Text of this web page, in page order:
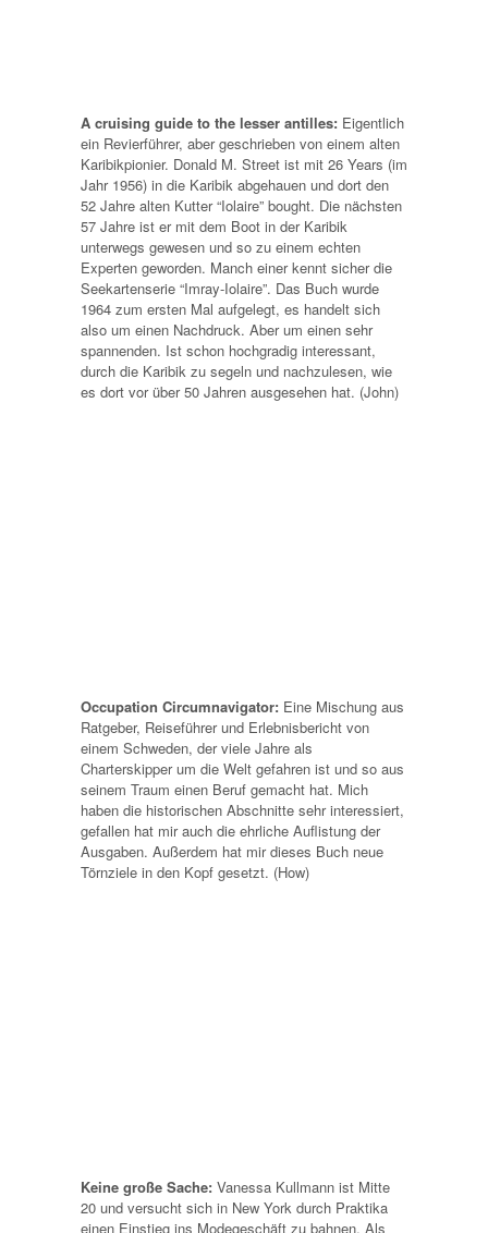
A cruising guide to the lesser antilles: Eigentlich
ein Revierführer, aber geschrieben von einem alten
Karibikpionier. Donald M. Street ist mit 26 Years (im
Jahr 1956) in die Karibik abgehauen und dort den
52 Jahre alten Kutter “Iolaire” bought. Die nächsten
57 Jahre ist er mit dem Boot in der Karibik
unterwegs gewesen und so zu einem echten
Experten geworden. Manch einer kennt sicher die
Seekartenserie “Imray-Iolaire”. Das Buch wurde
1964 zum ersten Mal aufgelegt, es handelt sich
also um einen Nachdruck. Aber um einen sehr
spannenden. Ist schon hochgradig interessant,
durch die Karibik zu segeln und nachzulesen, wie
es dort vor über 50 Jahren ausgesehen hat. (John)
Occupation Circumnavigator: Eine Mischung aus
Ratgeber, Reiseführer und Erlebnisbericht von
einem Schweden, der viele Jahre als
Charterskipper um die Welt gefahren ist und so aus
seinem Traum einen Beruf gemacht hat. Mich
haben die historischen Abschnitte sehr interessiert,
gefallen hat mir auch die ehrliche Auflistung der
Ausgaben. Außerdem hat mir dieses Buch neue
Törnziele in den Kopf gesetzt. (How)
Keine große Sache: Vanessa Kullmann ist Mitte
20 und versucht sich in New York durch Praktika
einen Einstieg ins Modegeschäft zu bahnen. Als